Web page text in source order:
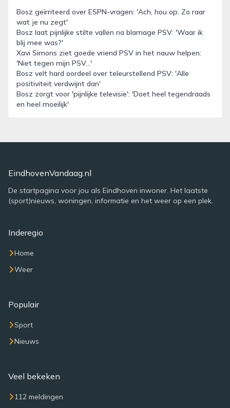
Bosz geïrriteerd over ESPN-vragen: 'Ach, hou op. Zo raar
wat je nu zegt'
Bosz laat pijnlijke stilte vallen na blamage PSV: 'Waar ik
blij mee was?'
Xavi Simons ziet goede vriend PSV in het nauw helpen:
'Niet tegen mijn PSV...'
Bosz velt hard oordeel over teleurstellend PSV: 'Alle
positiviteit verdwijnt dan'
Bosz zorgt voor 'pijnlijke televisie': 'Doet heel tegendraads
en heel moeilijk'
EindhovenVandaag.nl
De startpagina voor jou als Eindhoven inwoner. Het laatste
(sport)nieuws, woningen, informatie en het weer op een plek.
Inderegio
Home
Weer
Populair
Sport
Nieuws
Veel bekeken
112 meldingen